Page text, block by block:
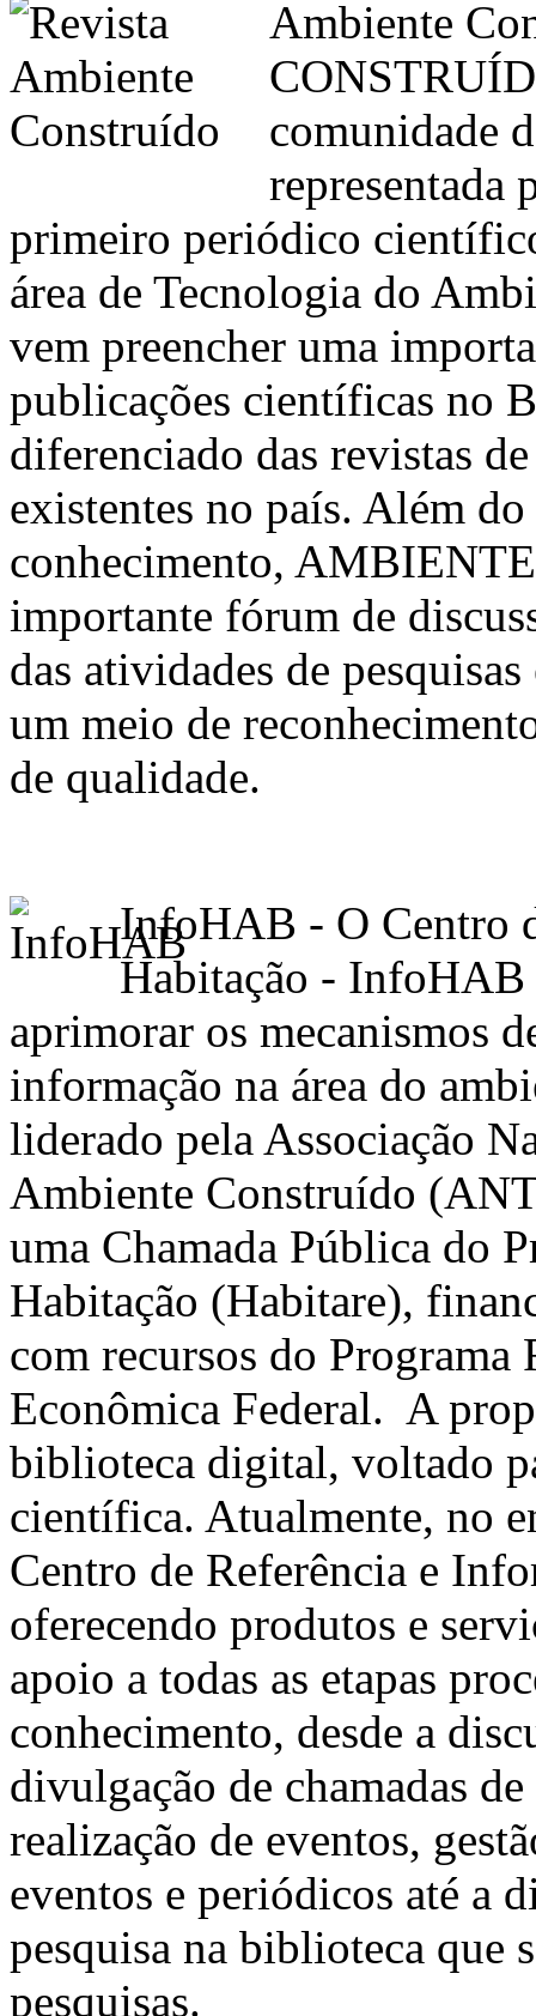
Ambiente
comunidade
representada
primeiro periódico
área de Tecnologia do
vem preencher uma
publicações científicas no
diferenciado das revistas
existentes no país. Além
conhecimento,
importante fórum de
das atividades de
um meio de
de qualidade.
InfoHAB - O Centro
Habitação - InfoHAB
aprimorar os mecanismos
informação na área do
liderado pela Associação
Ambiente Construído (
uma Chamada Pública do
Habitação (Habitare),
com recursos do
Econômica Federal. A
biblioteca digital, voltado
científica. Atualmente, no
Centro de Referência e
oferecendo produtos e
apoio a todas as etapas
conhecimento, desde a
divulgação de chamadas
realização de eventos,
eventos e periódicos até a
pesquisa na biblioteca que
pesquisas.